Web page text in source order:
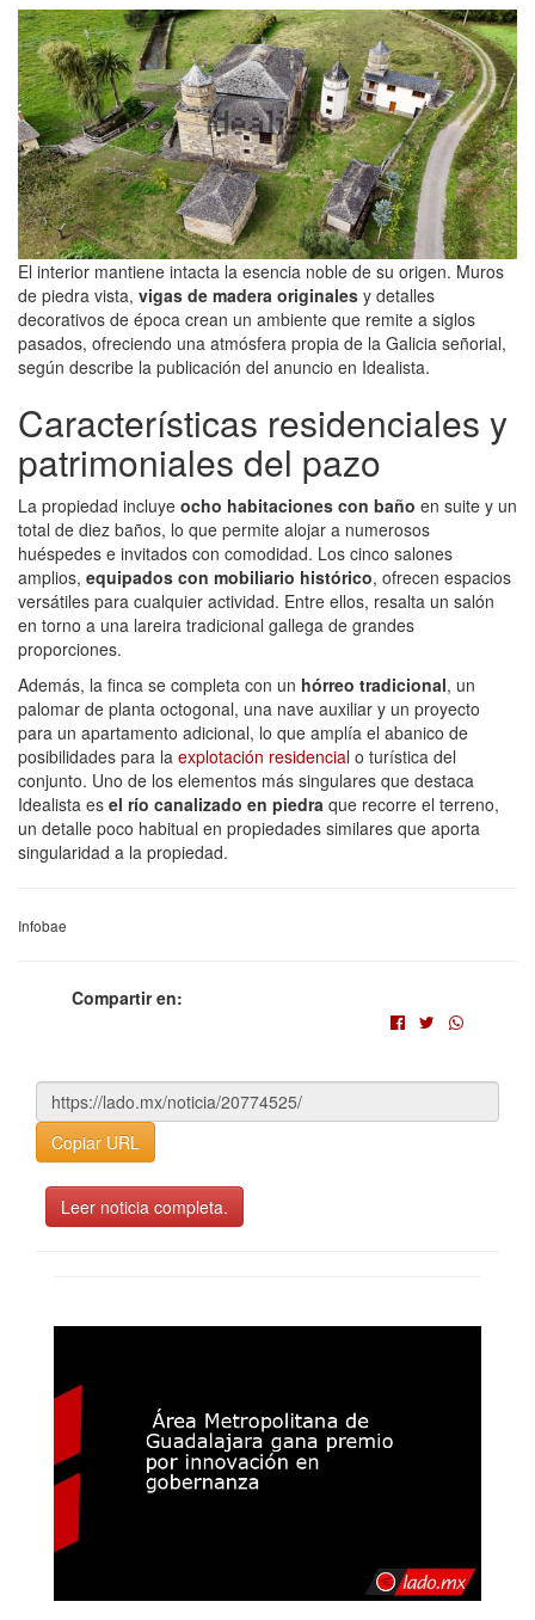
El interior mantiene intacta la esencia noble de su origen. Muros
de piedra vista, vigas de madera originales y detalles
decorativos de época crean un ambiente que remite a siglos
pasados, ofreciendo una atmósfera propia de la Galicia señorial,
según describe la publicación del anuncio en Idealista.
Características residenciales y
patrimoniales del pazo
La propiedad incluye ocho habitaciones con baño en suite y un
total de diez baños, lo que permite alojar a numerosos
huéspedes e invitados con comodidad. Los cinco salones
amplios, equipados con mobiliario histórico, ofrecen espacios
versátiles para cualquier actividad. Entre ellos, resalta un salón
en torno a una lareira tradicional gallega de grandes
proporciones.
Además, la finca se completa con un hórreo tradicional, un
palomar de planta octogonal, una nave auxiliar y un proyecto
para un apartamento adicional, lo que amplía el abanico de
posibilidades para la explotación residencial o turística del
conjunto. Uno de los elementos más singulares que destaca
Idealista es el río canalizado en piedra que recorre el terreno,
un detalle poco habitual en propiedades similares que aporta
singularidad a la propiedad.
Infobae
Compartir en:
Copiar URL
Leer noticia completa.